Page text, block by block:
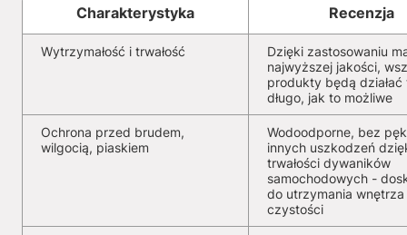
Charakterystyka Recenzja
Wytrzymałość i trwałość
Dzięki zastosowaniu
najwyższej jakości,
produkty będą działać
długo, jak to możliwe
Ochrona przed brudem,
wilgocią, piaskiem
Wodoodporne, bez
innych uszkodzeń
trwałości dywaników
samochodowych -
do utrzymania wnętrza
czystości